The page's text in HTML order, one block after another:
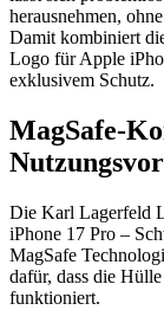
herausnehmen,
Damit kombiniert
Logo für Apple
exklusivem Schutz.
MagSafe-
Die Karl Lagerfeld
iPhone 17 Pro –
MagSafe
dafür, dass die
funktioniert.